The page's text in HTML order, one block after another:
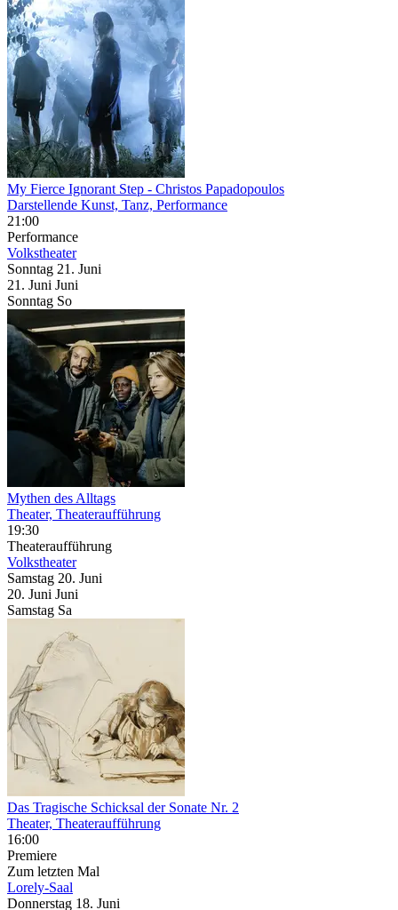
My Fierce Ignorant Step - Christos Papadopoulos
Darstellende Kunst, Tanz, Performance
21:00
Performance
Volkstheater
Sonntag 21. Juni
21. Juni Juni
Sonntag So
Mythen des Alltags
Theater, Theateraufführung
19:30
Theateraufführung
Volkstheater
Samstag 20. Juni
20. Juni Juni
Samstag Sa
Das Tragische Schicksal der Sonate Nr. 2
Theater, Theateraufführung
16:00
Premiere
Zum letzten Mal
Lorely-Saal
Donnerstag 18. Juni